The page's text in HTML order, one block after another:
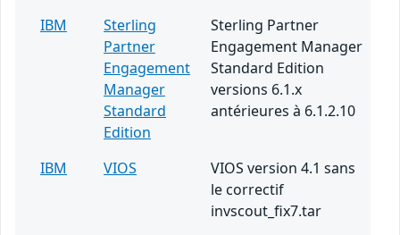
IBM
Sterling
Partner
Engagement
Manager
Standard
Edition
Sterling Partner
Engagement Manager
Standard Edition
versions 6.1.x
antérieures à 6.1.2.10
IBM VIOS
VIOS version 4.1 sans
le correctif
invscout_fix7.tar